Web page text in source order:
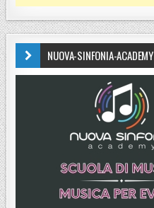
NUOVA-SINFONIA-ACADEMY